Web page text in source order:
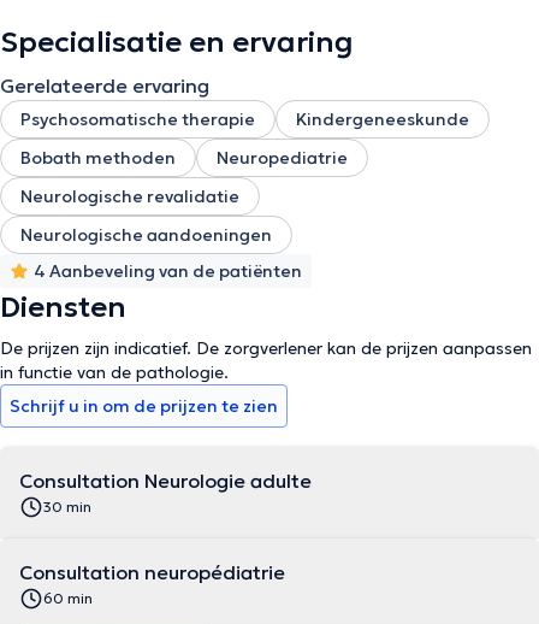
que comprendre les préoccupations et les objectifs de chaque
patient est essentiel pour leur offrir un traitement efficace et
adapté. La collaboration est également au cœur de ma démarche
thérapeutique. Je travaille en étroite coordination avec d'autres
professionnels de la santé afin de garantir une approche globale
de mes patients. Cette approche multidisciplinaire permet d'offrir
des soins intégrés et cohérents, ce qui est particulièrement
important dans les domaines de la neuropédiatrie et de la
neurologie adulte, où les besoins des patients sont souvent
complexes et variés. Mon objectif principal est d'améliorer la
qualité de vie de mes patients en leur offrant des soins
personnalisés et adaptés à leurs besoins uniques.
Specialisatie en ervaring
Gerelateerde ervaring
Psychosomatische therapie
Kindergeneeskunde
Bobath methoden
Neuropediatrie
Neurologische revalidatie
Neurologische aandoeningen
4 Aanbeveling van de patiënten
Diensten
De prijzen zijn indicatief. De zorgverlener kan de prijzen aanpassen
in functie van de pathologie.
Schrijf u in om de prijzen te zien
Consultation Neurologie adulte
30 min
Consultation neuropédiatrie
60 min